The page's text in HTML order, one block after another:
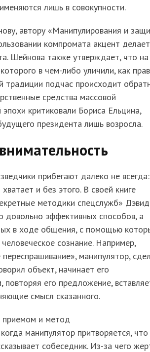
лишь в совокупности.
автору «Манипулирования и
компромата акцент
Шейнова также утверждает, что на
в чем-либо уличили, как
традиции подчас происходит
средства массовой
критиковали Бориса Ельцина,
президента лишь возросла.
прибегают далеко не всегда:
и без этого. В своей книге
методики спецслужб» Дэвид
довольно эффективных способов, а
в ходе общения, с помощью
сознание. Например,
манипулятор,
объект, начинает его
повторяя его предложение,
смысл сказанного.
приемом и метод
манипулятор притворяется,
собеседник. Из-за чего